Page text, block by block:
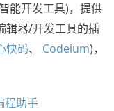
能开发工具)，提供
辑器/开发工具的插
快码、 Codeium)，